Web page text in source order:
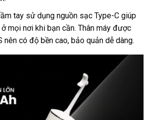
tay sử dụng nguồn sạc Type-C giúp
mọi nơi khi bạn cần. Thân máy được
nên có độ bền cao, bảo quản dễ dàng.